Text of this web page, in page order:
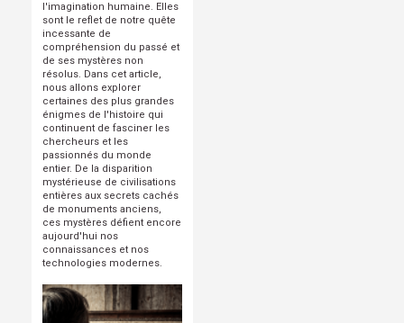
l'imagination humaine. Elles
sont le reflet de notre quête
incessante de
compréhension du passé et
de ses mystères non
résolus. Dans cet article,
nous allons explorer
certaines des plus grandes
énigmes de l'histoire qui
continuent de fasciner les
chercheurs et les
passionnés du monde
entier. De la disparition
mystérieuse de civilisations
entières aux secrets cachés
de monuments anciens,
ces mystères défient encore
aujourd'hui nos
connaissances et nos
technologies modernes.